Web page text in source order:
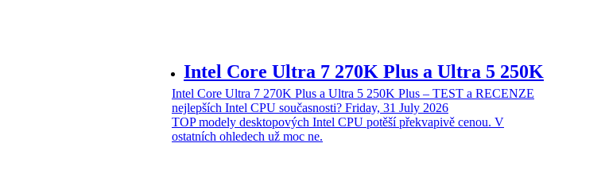
Intel Core Ultra 7 270K Plus a Ultra 5 250K
Intel Core Ultra 7 270K Plus a Ultra 5 250K Plus – TEST a RECENZE
nejlepších Intel CPU současnosti? Friday, 31 July 2026
TOP modely desktopových Intel CPU potěší překvapivě cenou. V
ostatních ohledech už moc ne.